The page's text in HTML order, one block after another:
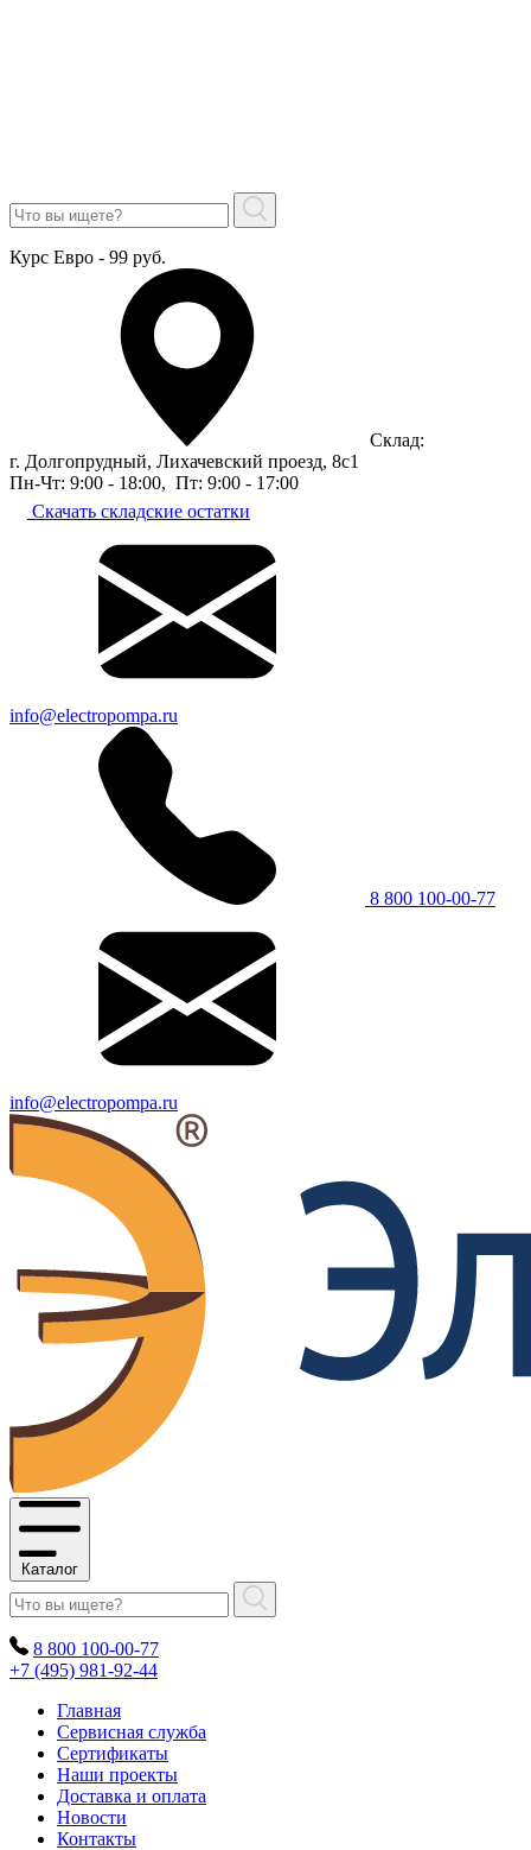
Курс Евро - 99 руб.
Склад:
г. Долгопрудный, Лихачевский проезд, 8c1
Пн-Чт: 9:00 - 18:00, Пт: 9:00 - 17:00
Скачать складские остатки
info@electropompa.ru
8 800 100-00-77
info@electropompa.ru
Каталог
8 800 100-00-77
+7 (495) 981-92-44
Главная
Сервисная служба
Сертификаты
Наши проекты
Доставка и оплата
Новости
Контакты